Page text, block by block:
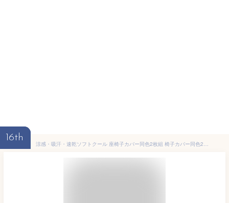
16th
涼感・吸汗・速乾ソフトクール 座椅子カバー同色2枚組 椅子カバー同色2枚組 (接触冷感 おしゃれ 装着簡単 洗える フィット式 新生活 インテリア イスカバー 丸洗いOK)